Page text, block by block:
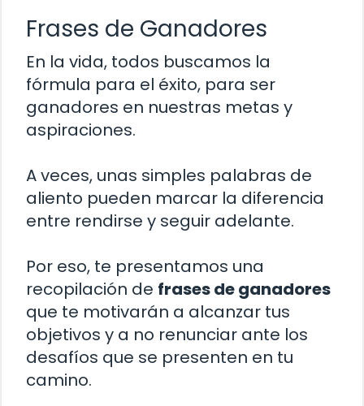
Frases de Ganadores
En la vida, todos buscamos la
fórmula para el éxito, para ser
ganadores en nuestras metas y
aspiraciones.
A veces, unas simples palabras de
aliento pueden marcar la diferencia
entre rendirse y seguir adelante.
Por eso, te presentamos una
recopilación de frases de ganadores
que te motivarán a alcanzar tus
objetivos y a no renunciar ante los
desafíos que se presenten en tu
camino.